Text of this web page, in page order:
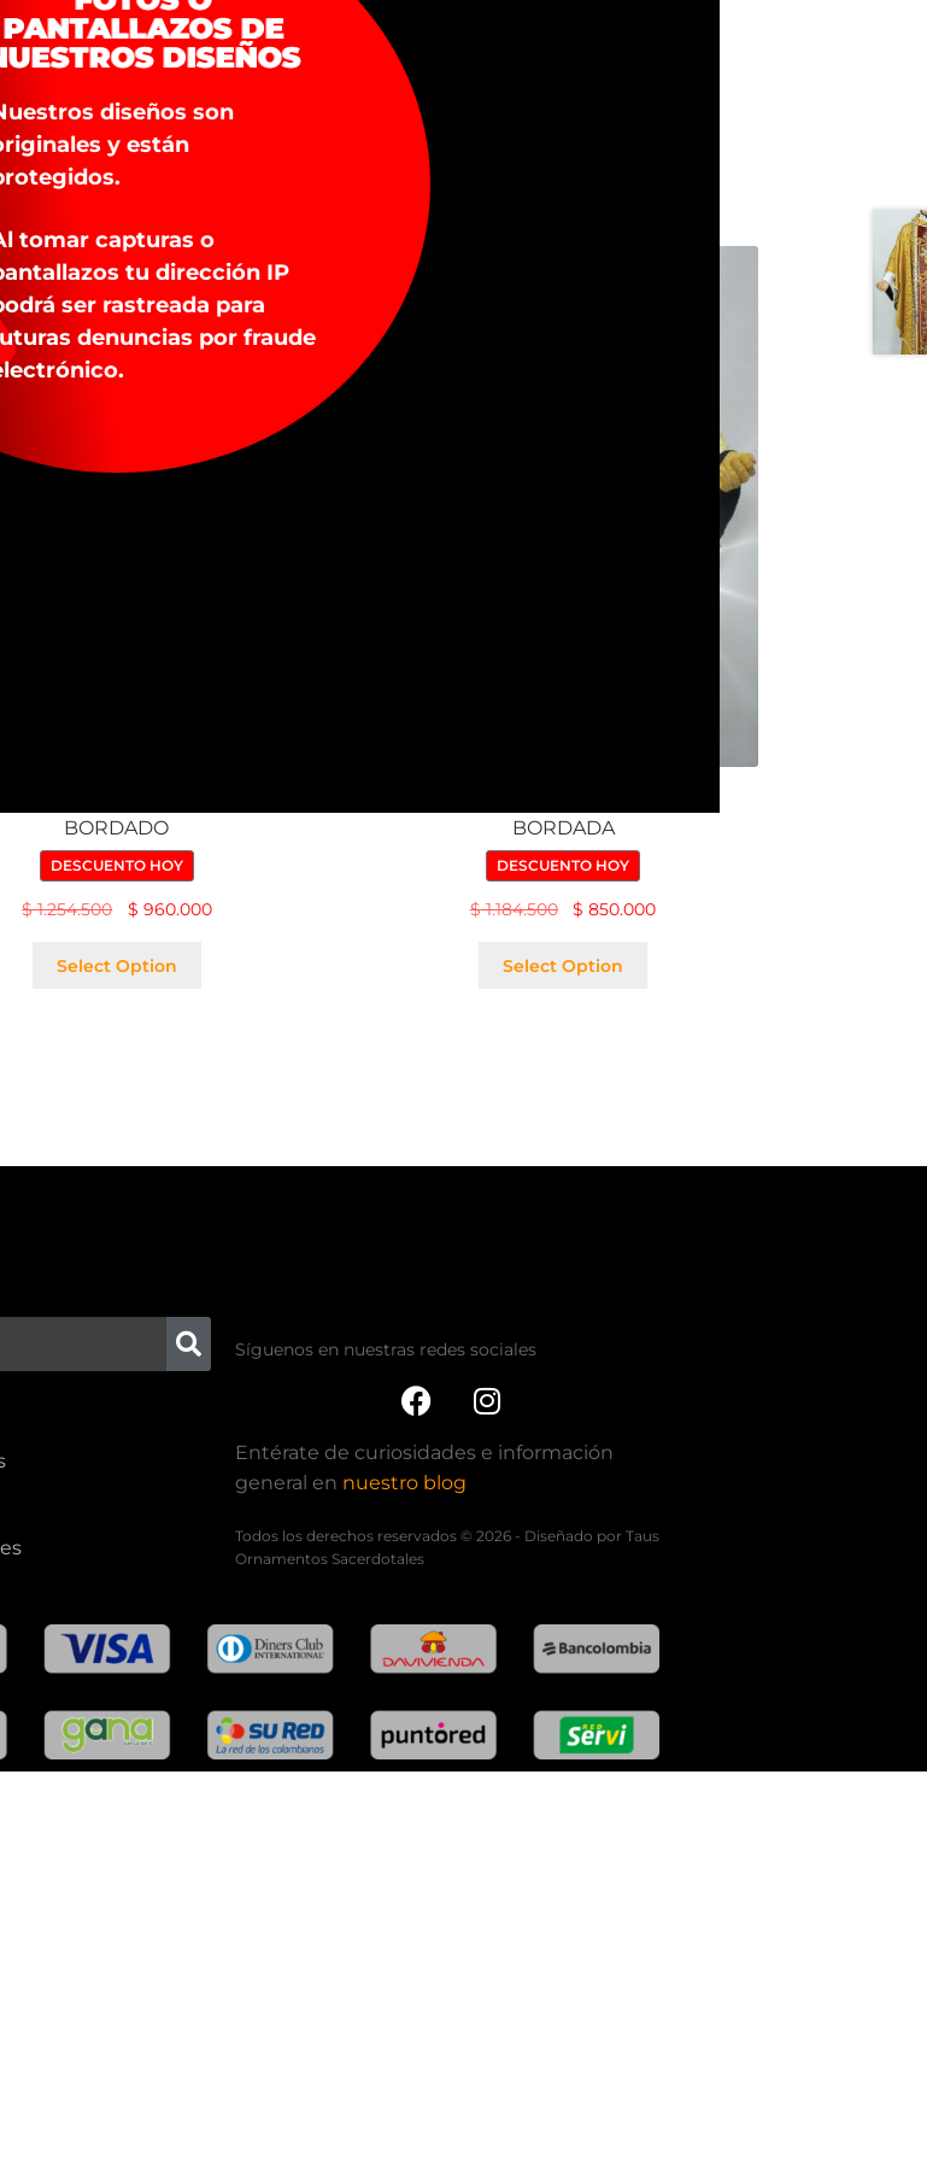
RELACIONADOS
BORDADO
DESCUENTO HOY
$1.254.500 $ 960.000
Select Option
BORDADA
DESCUENTO HOY
$1.184.500 $ 850.000
Select Option
Síguenos en nuestras redes sociales
Entérate de curiosidades e información
general en nuestro blog
Todos los derechos reservados © 2026 - Diseñado por Taus
Ornamentos Sacerdotales
PANTALLAZOS DE
DISEÑOS
diseños son
y están
tomar capturas o
tu dirección IP
ser rastreada para
denuncias por fraude
PANTALLAZOS DE
DISEÑOS
diseños son
y están
tomar capturas o
tu dirección IP
ser rastreada para
denuncias por fraude